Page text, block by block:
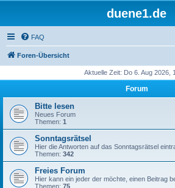
duene1.de
FAQ
Foren-Übersicht
Aktuelle Zeit: Do 6. Aug 2026,
Forum
Bitte lesen
Neues Forum
Themen: 1
Sonntagsrätsel
Hier die Antworten auf das Sonntagsrätsel
Themen: 342
Freies Forum
Hier kann ein jeder der möchte, einen Beitrag
Themen: 75